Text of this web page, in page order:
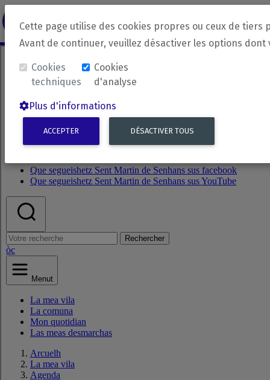
revirada Langue source Langue
Cette page utilise des cookies propres ou ceux de
Avant de continuer, veuillez désactiver les options dont
Cookies
techniques
Cookies
d'analyse
Plus d'informations
ACCEPTER DÉSACTIVER TOUS